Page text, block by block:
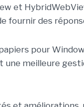
et
fournir des
pour
une meilleure